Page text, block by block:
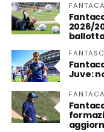
2026/
Juve: